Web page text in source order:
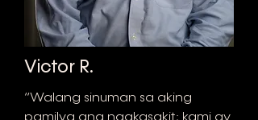
Victor R.
“Walang sinuman sa aking